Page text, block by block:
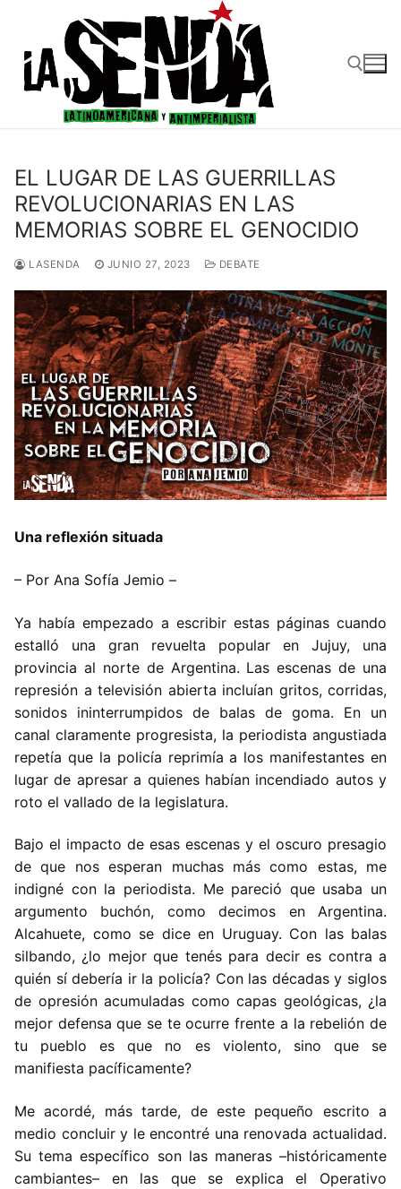
contenido
EL LUGAR DE LAS GUERRILLAS
REVOLUCIONARIAS EN LAS
MEMORIAS SOBRE EL GENOCIDIO
LASENDA JUNIO 27, 2023 DEBATE
Una reflexión situada
– Por Ana Sofía Jemio –
Ya había empezado a escribir estas páginas cuando
estalló una gran revuelta popular en Jujuy, una
provincia al norte de Argentina. Las escenas de una
represión a televisión abierta incluían gritos, corridas,
sonidos ininterrumpidos de balas de goma. En un
canal claramente progresista, la periodista angustiada
repetía que la policía reprimía a los manifestantes en
lugar de apresar a quienes habían incendiado autos y
roto el vallado de la legislatura.
Bajo el impacto de esas escenas y el oscuro presagio
de que nos esperan muchas más como estas, me
indigné con la periodista. Me pareció que usaba un
argumento buchón, como decimos en Argentina.
Alcahuete, como se dice en Uruguay. Con las balas
silbando, ¿lo mejor que tenés para decir es contra a
quién sí debería ir la policía? Con las décadas y siglos
de opresión acumuladas como capas geológicas, ¿la
mejor defensa que se te ocurre frente a la rebelión de
tu pueblo es que no es violento, sino que se
manifiesta pacíficamente?
Me acordé, más tarde, de este pequeño escrito a
medio concluir y le encontré una renovada actualidad.
Su tema específico son las maneras –históricamente
cambiantes– en las que se explica el Operativo